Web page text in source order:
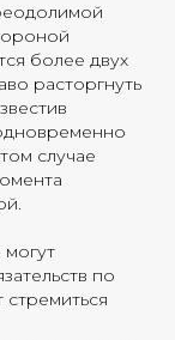
более двух
расторгнуть
случае
по